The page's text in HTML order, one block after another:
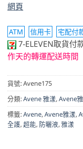
網頁
ATM 信用卡 宅配付
7-ELEVEN取貨付
作天的轉運配送時間
貨號:Avene175
分類:Avene 雅漾,Avene
標籤:Avene,Avene雅漾,
全護,超能, 防曬液,雅漾